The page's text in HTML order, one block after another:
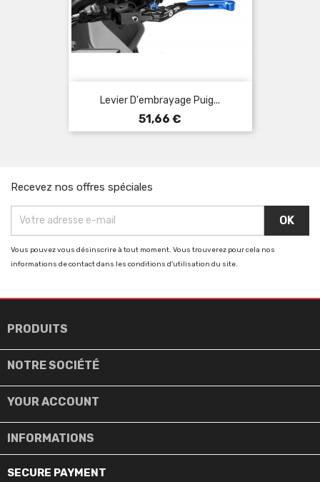
Levier D'embrayage Puig...
Prix
51,66 €
Recevez nos offres spéciales
Vous pouvez vous désinscrire à tout moment. Vous trouverez pour cela nos
informations de contact dans les conditions d'utilisation du site.
PRODUITS
NOTRE SOCIÉTÉ
YOUR ACCOUNT
INFORMATIONS
SECURE PAYMENT